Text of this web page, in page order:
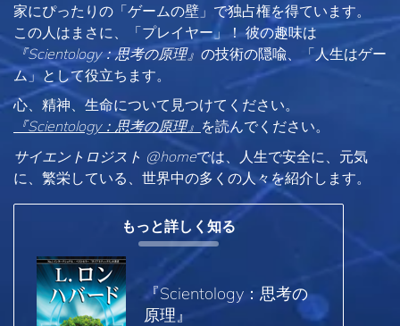
家にぴったりの「ゲームの壁」で独占権を得ています。
この人はまさに、「プレイヤー」！ 彼の趣味は
『Scientology：思考の原理』 の技術の隠喩、「人生はゲー
ム」として役立ちます。
心、精神、生命について見つけてください。
『Scientology：思考の原理』 を読んでください。
サイエントロジスト @homeでは、人生で安全に、元気
に、繁栄している、世界中の多くの人々を紹介します。
もっと詳しく知る
『Scientology：思考の
原理』